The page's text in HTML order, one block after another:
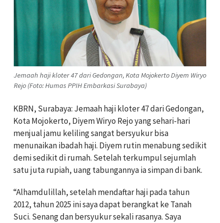
Jemaah haji kloter 47 dari Gedongan, Kota Mojokerto Diyem Wiryo
Rejo (Foto: Humas PPIH Embarkasi Surabaya)
KBRN, Surabaya: Jemaah haji kloter 47 dari Gedongan,
Kota Mojokerto, Diyem Wiryo Rejo yang sehari-hari
menjual jamu keliling sangat bersyukur bisa
menunaikan ibadah haji. Diyem rutin menabung sedikit
demi sedikit di rumah. Setelah terkumpul sejumlah
satu juta rupiah, uang tabungannya ia simpan di bank.
“Alhamdulillah, setelah mendaftar haji pada tahun
2012, tahun 2025 ini saya dapat berangkat ke Tanah
Suci. Senang dan bersyukur sekali rasanya. Saya